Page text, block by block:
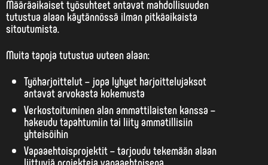
Määräaikaiset työsuhteet antavat mahdollisuuden
tutustua alaan käytännössä ilman pitkäaikaista
sitoutumista.
Muita tapoja tutustua uuteen alaan:
Työharjoittelut – jopa lyhyet harjoittelujaksot
antavat arvokasta kokemusta
Verkostoituminen alan ammattilaisten kanssa –
hakeudu tapahtumiin tai liity ammatillisiin
yhteisöihin
Vapaaehtoisprojektit – tarjoudu tekemään alaan
liittyviä projekteja vapaaehtoisena